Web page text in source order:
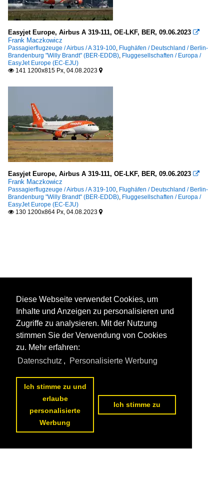
Easyjet Europe, Airbus A 319-111, OE-LKF, BER, 09.06.2023 
Frank Maczkowicz
Passagierflugzeuge / Airbus / A 319-100, Flughäfen / Deutschland / Berlin-
Brandenburg "Willy Brandt" (BER-EDDB), Fluggesellschaften / Europa /
EasyJet Europe (EC-EJU)
 141 1200x815 Px, 04.08.2023 
Easyjet Europe, Airbus A 319-111, OE-LKF, BER, 09.06.2023 
Frank Maczkowicz
Passagierflugzeuge / Airbus / A 319-100, Flughäfen / Deutschland / Berlin-
Brandenburg "Willy Brandt" (BER-EDDB), Fluggesellschaften / Europa /
EasyJet Europe (EC-EJU)
 130 1200x864 Px, 04.08.2023 
Diese Webseite verwendet Cookies, um
Inhalte und Anzeigen zu personalisieren und
Zugriffe zu analysieren. Mit der Nutzung
stimmen Sie der Verwendung von Cookies
zu. Mehr erfahren:
Datenschutz , Personalisierte Werbung
Ich stimme zu und
erlaube
personalisierte
Werbung
Ich stimme zu